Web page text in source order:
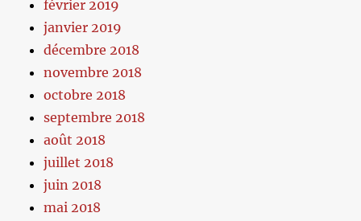
février 2019
janvier 2019
décembre 2018
novembre 2018
octobre 2018
septembre 2018
août 2018
juillet 2018
juin 2018
mai 2018